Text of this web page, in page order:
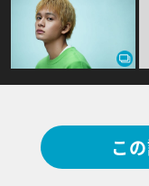
こ